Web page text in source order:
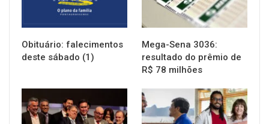
Obituário: falecimentos
deste sábado (1)
Mega-Sena 3036:
resultado do prêmio de
R$ 78 milhões
NOTÍCIAS NOTÍCIAS